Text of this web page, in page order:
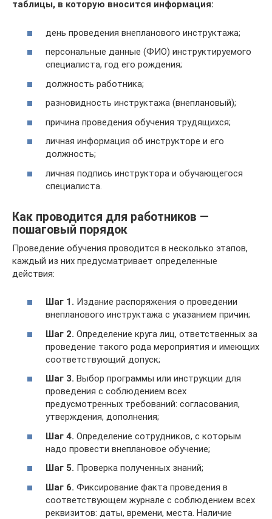
таблицы, в которую вносится информация:
день проведения внепланового инструктажа;
персональные данные (ФИО) инструктируемого
специалиста, год его рождения;
должность работника;
разновидность инструктажа (внеплановый);
причина проведения обучения трудящихся;
личная информация об инструкторе и его
должность;
личная подпись инструктора и обучающегося
специалиста.
Как проводится для работников —
пошаговый порядок
Проведение обучения проводится в несколько этапов,
каждый из них предусматривает определенные
действия:
Шаг 1. Издание распоряжения о проведении
внепланового инструктажа с указанием причин;
Шаг 2. Определение круга лиц, ответственных за
проведение такого рода мероприятия и имеющих
соответствующий допуск;
Шаг 3. Выбор программы или инструкции для
проведения с соблюдением всех
предусмотренных требований: согласования,
утверждения, дополнения;
Шаг 4. Определение сотрудников, с которым
надо провести внеплановое обучение;
Шаг 5. Проверка полученных знаний;
Шаг 6. Фиксирование факта проведения в
соответствующем журнале с соблюдением всех
реквизитов: даты, времени, места. Наличие